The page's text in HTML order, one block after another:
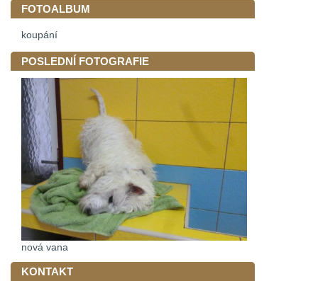
FOTOALBUM
koupání
POSLEDNÍ FOTOGRAFIE
nová vana
KONTAKT